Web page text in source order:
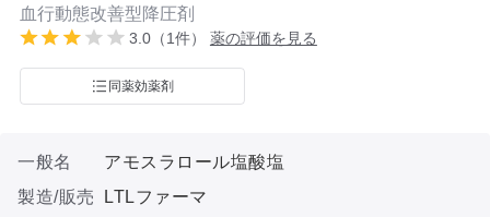
血行動態改善型降圧剤
3.0（1件） 薬の評価を見る
同薬効薬剤
一般名
アモスラロール塩酸塩
製造/販売
LTLファーマ